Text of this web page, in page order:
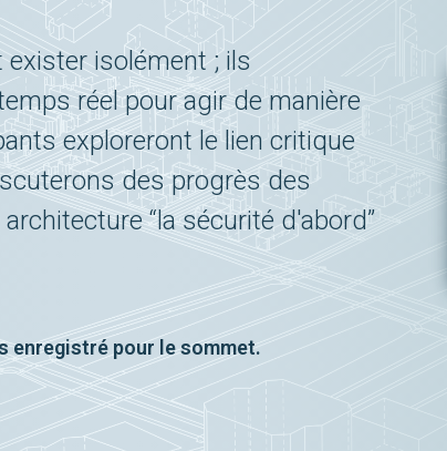
isolément ; ils
réel pour agir de manière
exploreront le lien critique
des progrès des
“la sécurité d'abord”
enregistré pour le sommet.